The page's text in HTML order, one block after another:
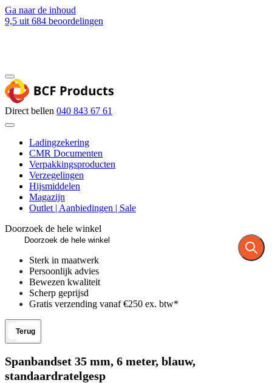
Ga naar de inhoud
9,5 uit 684 beoordelingen
Direct bellen 040 843 67 61
Ladingzekering
CMR Documenten
Verpakkingsproducten
Verzegelingen
Hijsmiddelen
Magazijn
Outlet | Aanbiedingen | Sale
Doorzoek de hele winkel
Sterk in maatwerk
Persoonlijk advies
Bewezen kwaliteit
Scherp geprijsd
Gratis verzending vanaf €250 ex. btw*
Terug
Spanbandset 35 mm, 6 meter, blauw,
standaardratelgesp